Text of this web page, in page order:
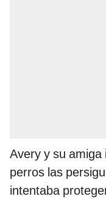
Avery y su
perros las
intentaba